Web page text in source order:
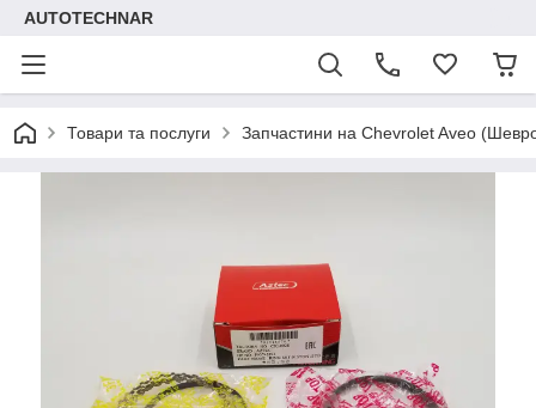
AUTOTECHNAR
Товари та послуги Запчастини на Chevrolet Aveo